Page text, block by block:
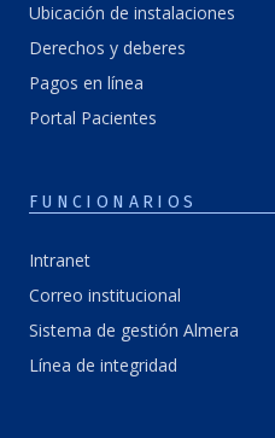
Ubicación de instalaciones
Derechos y deberes
Pagos en línea
Portal Pacientes
FUNCIONARIOS
Intranet
Correo institucional
Sistema de gestión Almera
Línea de integridad